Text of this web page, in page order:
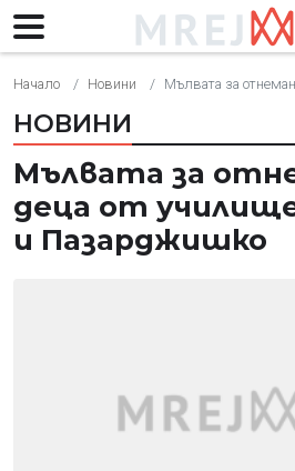
Начало Новини Мълвата за отнемане на
НОВИНИ
Мълвата за
деца от
и Пазарджишко